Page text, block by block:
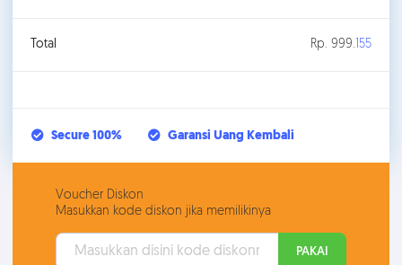
Total Rp. 999. 155
Secure 100% Garansi Uang Kembali
Voucher Diskon
Masukkan kode diskon jika memilikinya
PAKAI